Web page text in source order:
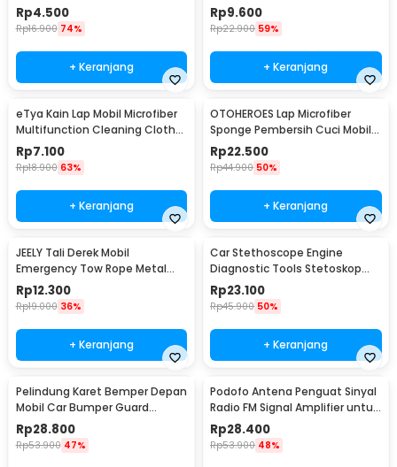
Set 4 PCS - AA16
Rp4.500
Rp16.900 74%
+ Keranjang
Gores 8 PCS - HT-001
Rp9.600
Rp22.900 59%
+ Keranjang
eTya Kain Lap Mobil Microfiber
Multifunction Cleaning Cloth
30x39cm - H-10
Rp7.100
Rp18.900 63%
+ Keranjang
OTOHEROES Lap Microfiber
Sponge Pembersih Cuci Mobil
Motor - TP266
Rp22.500
Rp44.900 50%
+ Keranjang
JEELY Tali Derek Mobil
Emergency Tow Rope Metal
Buckle U-Type 2.7M - JL30
Rp12.300
Rp19.000 36%
+ Keranjang
Car Stethoscope Engine
Diagnostic Tools Stetoskop
Mesin Mobil - W80582
Rp23.100
Rp45.900 50%
+ Keranjang
Pelindung Karet Bemper Depan
Mobil Car Bumper Guard
57mm 2.5M
Rp28.800
Rp53.900 47%
Podofo Antena Penguat Sinyal
Radio FM Signal Amplifier untuk
Mobil - ANT-208
Rp28.400
Rp53.900 48%